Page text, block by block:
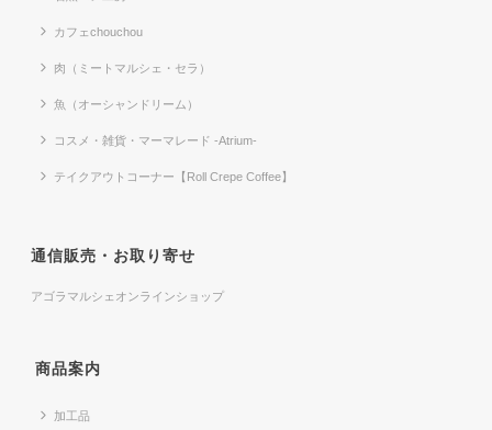
カフェchouchou
肉（ミートマルシェ・セラ）
魚（オーシャンドリーム）
コスメ・雑貨・マーマレード -Atrium-
テイクアウトコーナー【Roll Crepe Coffee】
通信販売・お取り寄せ
アゴラマルシェオンラインショップ
商品案内
加工品